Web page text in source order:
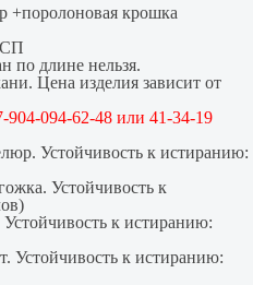
+поролоновая крошка
по длине нельзя.
Цена изделия зависит от
094-62-48 или 41-34-19
Устойчивость к истиранию:
Устойчивость к
к истиранию:
Устойчивость к истиранию: